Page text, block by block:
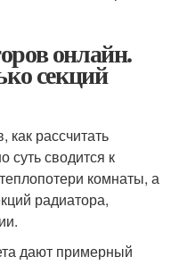
онлайн.
секций
как рассчитать
суть сводится к
комнаты, а
радиатора,
дают примерный